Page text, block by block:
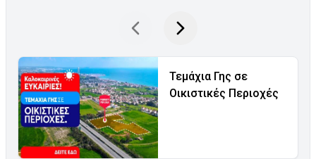
Τεμάχια Γης σε
Οικιστικές Περιοχές